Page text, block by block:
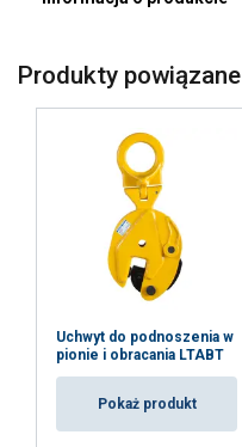
Zakres temperatur:
Produkty powiązane
Uchwyt do podnoszenia w
pionie i obracania LTABT
Pokaż produkt